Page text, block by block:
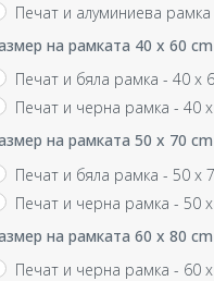
Печат и алуминиева
на рамката 40 x 60 cm
Печат и бяла рамка - 40 x
Печат и черна рамка - 40
на рамката 50 x 70 cm
Печат и бяла рамка - 50 x
Печат и черна рамка - 50
на рамката 60 x 80 cm
Печат и черна рамка - 60